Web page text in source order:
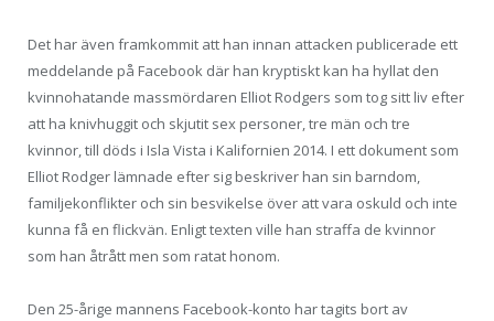
Det har även framkommit att han innan attacken publicerade ett
meddelande på Facebook där han kryptiskt kan ha hyllat den
kvinnohatande massmördaren Elliot Rodgers som tog sitt liv efter
att ha knivhuggit och skjutit sex personer, tre män och tre
kvinnor, till döds i Isla Vista i Kalifornien 2014. I ett dokument som
Elliot Rodger lämnade efter sig beskriver han sin barndom,
familjekonflikter och sin besvikelse över att vara oskuld och inte
kunna få en flickvän. Enligt texten ville han straffa de kvinnor
som han åtrått men som ratat honom.
Den 25-årige mannens Facebook-konto har tagits bort av